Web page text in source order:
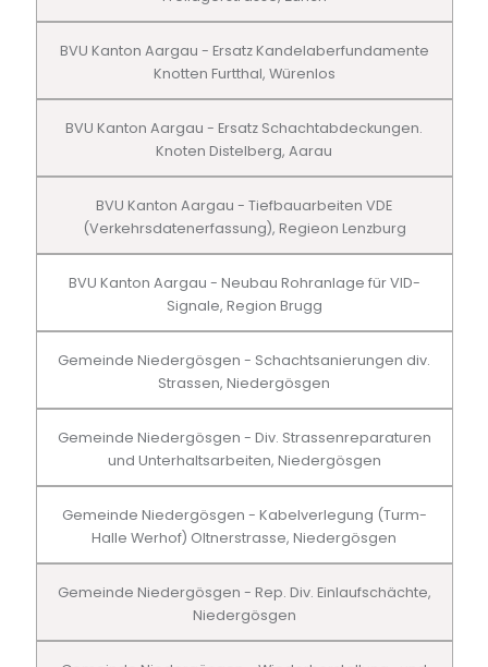
BVU Kanton Aargau - Ersatz Kandelaberfundamente
Knotten Furtthal, Würenlos
BVU Kanton Aargau - Ersatz Schachtabdeckungen.
Knoten Distelberg, Aarau
BVU Kanton Aargau - Tiefbauarbeiten VDE
(Verkehrsdatenerfassung), Regieon Lenzburg
BVU Kanton Aargau - Neubau Rohranlage für VID-
Signale, Region Brugg
Gemeinde Niedergösgen - Schachtsanierungen div.
Strassen, Niedergösgen
Gemeinde Niedergösgen - Div. Strassenreparaturen
und Unterhaltsarbeiten, Niedergösgen
Gemeinde Niedergösgen - Kabelverlegung (Turm-
Halle Werhof) Oltnerstrasse, Niedergösgen
Gemeinde Niedergösgen - Rep. Div. Einlaufschächte,
Niedergösgen